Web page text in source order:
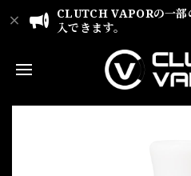
CLUTCH VAPORの一
入できます。